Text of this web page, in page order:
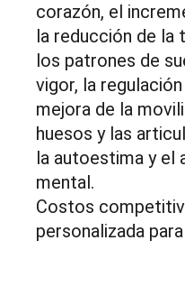
corazón, el
la reducción de la
los patrones de
vigor, la
mejora de la
huesos y las
la autoestima y el
mental.
Costos
personalizada